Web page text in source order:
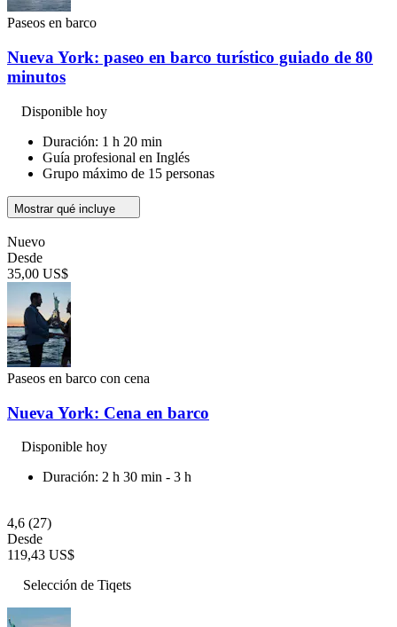
Paseos en barco
Nueva York: paseo en barco turístico guiado de 80
minutos
Disponible hoy
Duración: 1 h 20 min
Guía profesional en Inglés
Grupo máximo de 15 personas
Mostrar qué incluye
Nuevo
Desde
35,00 US$
Paseos en barco con cena
Nueva York: Cena en barco
Disponible hoy
Duración: 2 h 30 min - 3 h
4,6 (27)
Desde
119,43 US$
Selección de Tiqets